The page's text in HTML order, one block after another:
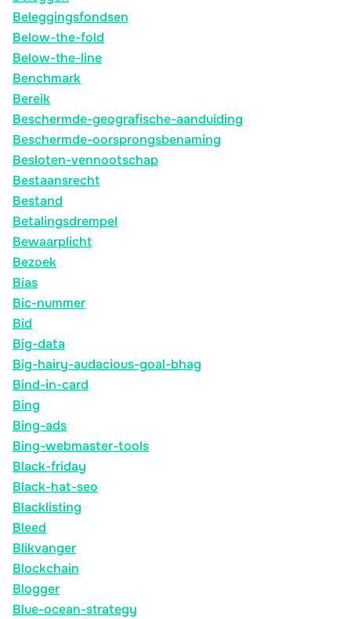
Beleggingsfondsen
Below-the-fold
Below-the-line
Benchmark
Bereik
Beschermde-geografische-aanduiding
Beschermde-oorsprongsbenaming
Besloten-vennootschap
Bestaansrecht
Bestand
Betalingsdrempel
Bewaarplicht
Bezoek
Bias
Bic-nummer
Bid
Big-data
Big-hairy-audacious-goal-bhag
Bind-in-card
Bing
Bing-ads
Bing-webmaster-tools
Black-friday
Black-hat-seo
Blacklisting
Bleed
Blikvanger
Blockchain
Blogger
Blue-ocean-strategy